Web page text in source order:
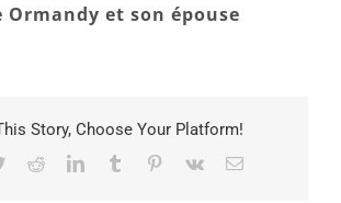
Ormandy et son épouse
Story, Choose Your Platform!
TwitterRedditLinkedInTumblr Pinterest
Vk Email